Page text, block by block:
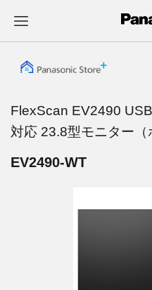
FlexScan EV2490
対応 23.8型モニター（
EV2490-WT